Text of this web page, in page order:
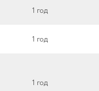
1 год
1 год
1 год